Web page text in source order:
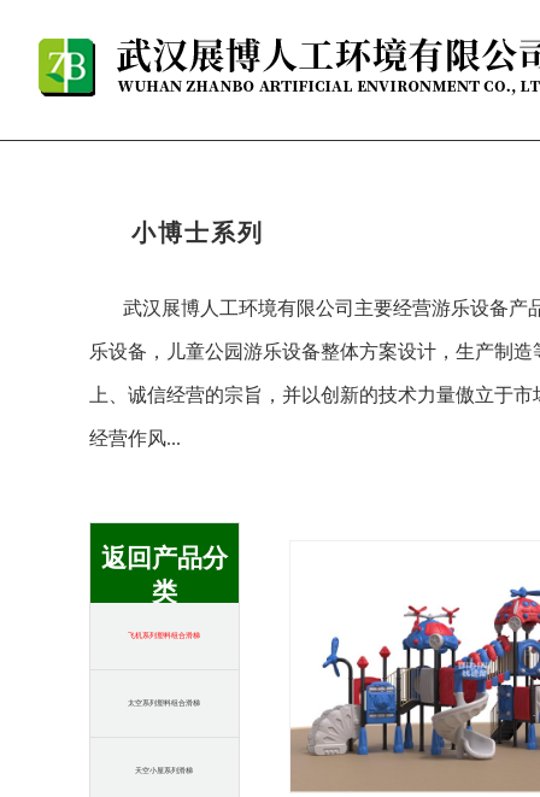
小博士系列
武汉展博人工环境有限公司主要经营游乐设备
乐设备，儿童公园游乐设备整体方案设计，生产制
上、诚信经营的宗旨，并以创新的技术力量傲立于市
经营作风...
返回产品分
类
飞机系列塑料组合滑梯
太空系列塑料组合滑梯
天空小屋系列滑梯